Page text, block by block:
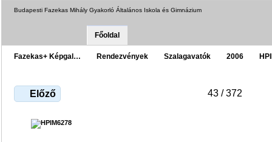
Budapesti Fazekas Mihály Gyakorló Általános Iskola és Gimnázium
Főoldal
Fazekas+ Képgal… Rendezvények Szalagavatók 2006
Előző 43 / 372